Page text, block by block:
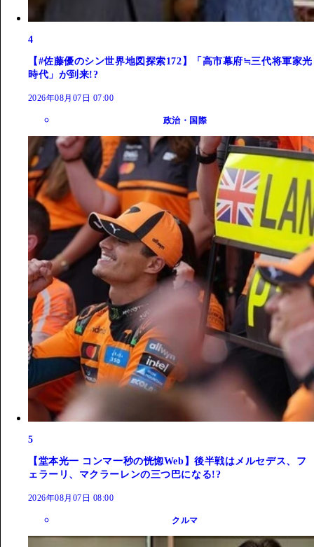
4
【#佐藤優のシン世界地図探索172】「高市幕府≒三代将軍家光
時代」が到来!?
2026年08月07日 07:00
政治・国際
5
【堂本光一 コンマ一秒の恍惚Web】後半戦はメルセデス、フ
ェラーリ、マクラーレンの三つ巴になる!?
2026年08月07日 08:00
クルマ